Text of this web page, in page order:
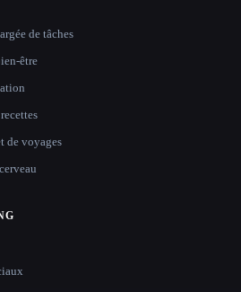
de tâches
être
de voyages